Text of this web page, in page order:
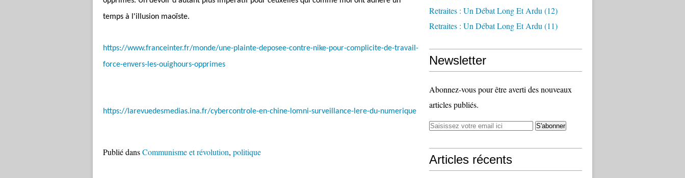
temps à l'illusion maoïste.
https://www.franceinter.fr/monde/une-plainte-deposee-contre-nike-pour-complicite-de-travail-
force-envers-les-ouighours-opprimes
https://larevuedesmedias.ina.fr/cybercontrole-en-chine-lomni-surveillance-lere-du-numerique
Publié dansCommunisme et révolution, politique
Retraites : Un Débat Long Et Ardu (12)
Retraites : Un Débat Long Et Ardu (11)
Newsletter
Abonnez-vous pour être averti des nouveaux
articles publiés.
Articles récents